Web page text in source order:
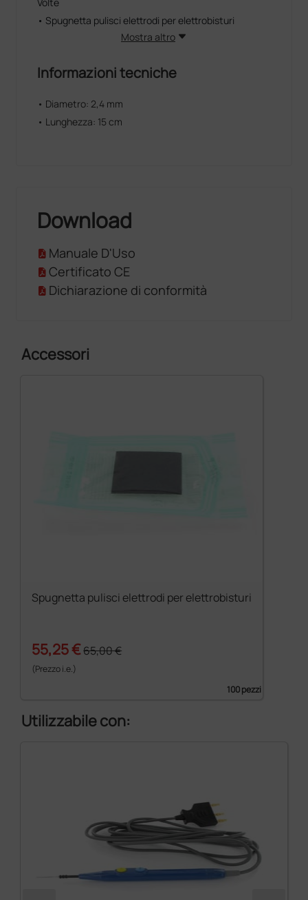
• Spugnetta pulisci elettrodi per elettrobisturi
Mostra altro
Informazioni tecniche
• Diametro: 2,4 mm
• Lunghezza: 15 cm
Download
Manuale D'Uso
Certificato CE
Dichiarazione di conformità
Accessori
Spugnetta pulisci elettrodi per elettrobisturi
55,25 €65,00 €
(Prezzo i.e.)
100 pezzi
Utilizzabile con: